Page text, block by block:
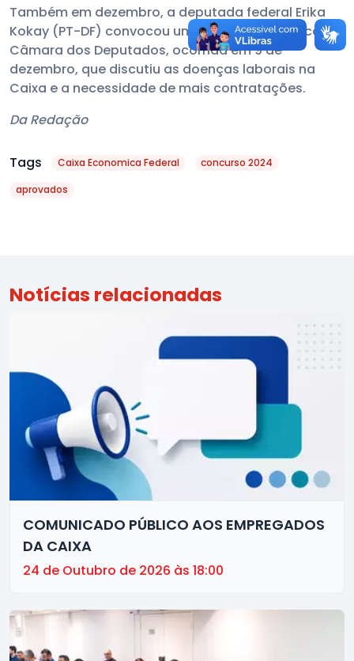
Também em dezembro, a deputada federal Erika
Kokay (PT-DF) convocou uma audiência pública na
Câmara dos Deputados, ocorrida em 9 de
dezembro, que discutiu as doenças laborais na
Caixa e a necessidade de mais contratações.
Da Redação
Tags Caixa Economica Federal concurso 2024
aprovados
Notícias relacionadas
COMUNICADO PÚBLICO AOS EMPREGADOS
DA CAIXA
24 de Outubro de 2026 às 18:00